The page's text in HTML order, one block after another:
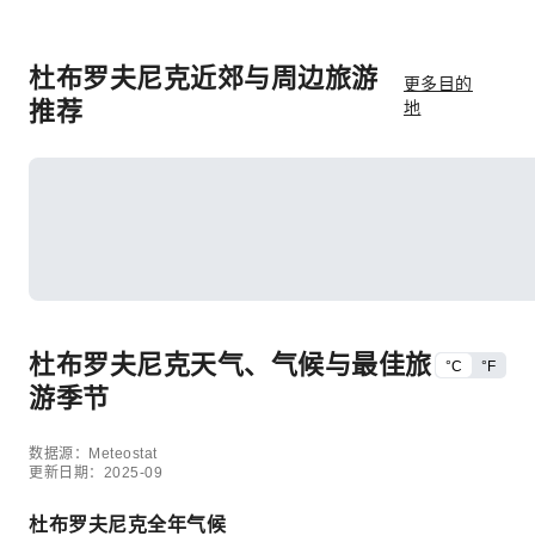
杜布罗夫尼克近郊与周边旅游
推荐
更多目的
地
杜布罗夫尼克天气、气候与最佳旅
游季节
°C °F
数据源：Meteostat
更新日期：2025-09
杜布罗夫尼克全年气候